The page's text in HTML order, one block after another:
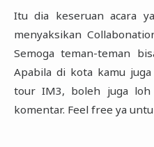
Itu dia keseruan acara
menyaksikan
Semoga teman-teman
Apabila di kota kamu
tour IM3, boleh juga
komentar. Feel free ya